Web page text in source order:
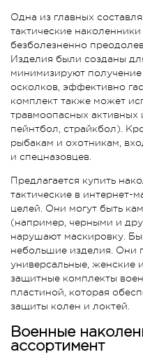
Одна из главных
тактические
безболезненно
Изделия были созданы
минимизируют
осколков, эффективно
комплект также может
травмоопасных активных
пейнтбол, страйкбол).
рыбакам и охотникам,
и спецназовцев.
Предлагается купить
тактические в интернет-
целей. Они могут быть
(например, черными и
нарушают маскировку.
небольшие изделия. Они
универсальные, женские
защитные комплекты
пластиной, которая
защиты колен и локтей.
Военные
ассортимент